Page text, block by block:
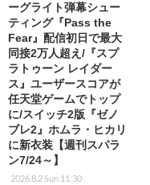
ーグライト弾幕シュー
ティング『Pass the
Fear』配信初日で最大
同接2万人超え/『スプ
ラトゥーン レイダー
ス』ユーザースコアが
任天堂ゲームでトップ
に/スイッチ2版『ゼノ
ブレ2』ホムラ・ヒカリ
に新衣装【週刊スパラ
ン7/24～】
2026.8.2 Sun 11:30